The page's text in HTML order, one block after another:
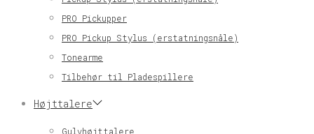
PRO Pickupper
PRO Pickup Stylus (erstatningsnåle)
Tonearme
Tilbehør til Pladespillere
Højttalere
Gulvhøjttalere